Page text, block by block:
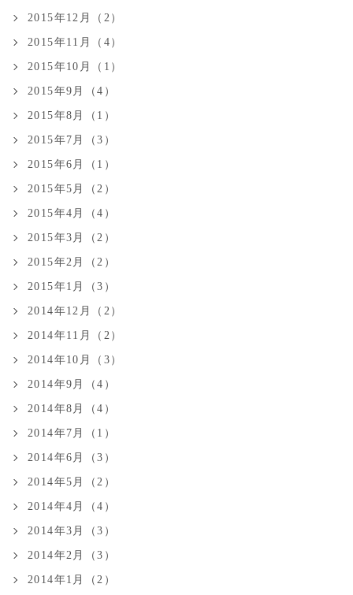
2015年12月（2）
2015年11月（4）
2015年10月（1）
2015年9月（4）
2015年8月（1）
2015年7月（3）
2015年6月（1）
2015年5月（2）
2015年4月（4）
2015年3月（2）
2015年2月（2）
2015年1月（3）
2014年12月（2）
2014年11月（2）
2014年10月（3）
2014年9月（4）
2014年8月（4）
2014年7月（1）
2014年6月（3）
2014年5月（2）
2014年4月（4）
2014年3月（3）
2014年2月（3）
2014年1月（2）